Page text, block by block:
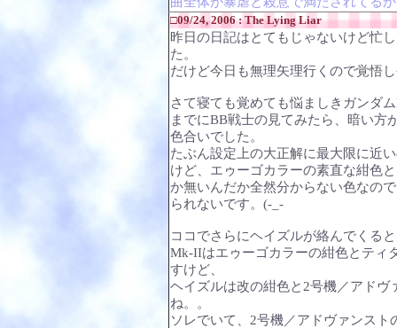
□09/24, 2006 : The Lying Liar
昨日の日記はとてもじゃないけど忙
た。
だけど今日も無理矢理行くので覚悟
さて寝ても覚めても悩ましきガンダ
までにBB戦士の見てみたら、暗い方
色合いでした。
たぶん設定上の大正解に最大限に近
けど、エゥーゴカラーの素直な紺色
か無いんだか全然分からない色なの
られないです。(-_-
ココでさらにヘイズルが絡んでくる
Mk-IIはエゥーゴカラーの紺色とティ
すけど、
ヘイズルは改の紺色と2号機／アド
ね。。
ソレでいて、2号機／アドヴァンス